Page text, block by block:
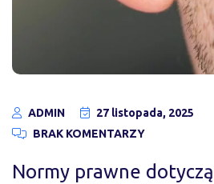
ADMIN
27 listopada, 2025
BRAK KOMENTARZY
Normy prawne